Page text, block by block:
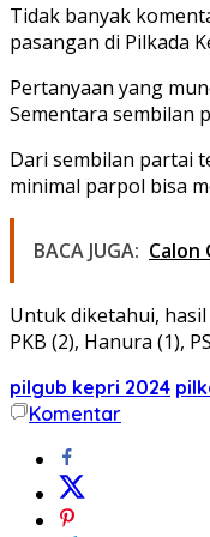
Tidak banyak
pasangan di Pilkada
Pertanyaan yang
Sementara sembilan
Dari sembilan partai
minimal parpol bisa
BACA JUGA: Calon
Untuk diketahui, hasil
PKB (2), Hanura (1),
pilgub kepri 2024
Komentar